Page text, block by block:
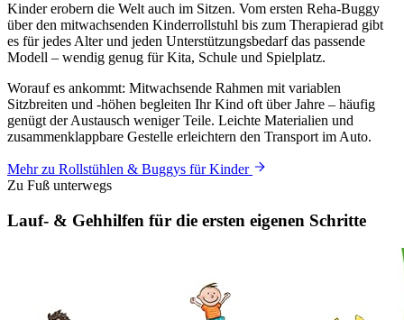
Kinder erobern die Welt auch im Sitzen. Vom ersten Reha-Buggy
über den mitwachsenden Kinderrollstuhl bis zum Therapierad gibt
es für jedes Alter und jeden Unterstützungsbedarf das passende
Modell – wendig genug für Kita, Schule und Spielplatz.
Worauf es ankommt: Mitwachsende Rahmen mit variablen
Sitzbreiten und -höhen begleiten Ihr Kind oft über Jahre – häufig
genügt der Austausch weniger Teile. Leichte Materialien und
zusammenklappbare Gestelle erleichtern den Transport im Auto.
Mehr zu Rollstühlen & Buggys für Kinder
Zu Fuß unterwegs
Lauf- & Gehhilfen für die ersten eigenen Schritte